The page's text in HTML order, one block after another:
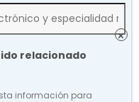
relacionado
información para
×